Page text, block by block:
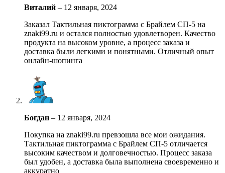
Виталий – 12 января, 2024
Заказал Тактильная пиктограмма с Брайлем СП-5 на
znaki99.ru и остался полностью удовлетворен. Качество
продукта на высоком уровне, а процесс заказа и
доставка были легкими и понятными. Отличный опыт
онлайн-шопинга
Богдан – 12 января, 2024
Покупка на znaki99.ru превзошла все мои ожидания.
Тактильная пиктограмма с Брайлем СП-5 отличается
высоким качеством и долговечностью. Процесс заказа
был удобен, а доставка была выполнена своевременно и
аккуратно